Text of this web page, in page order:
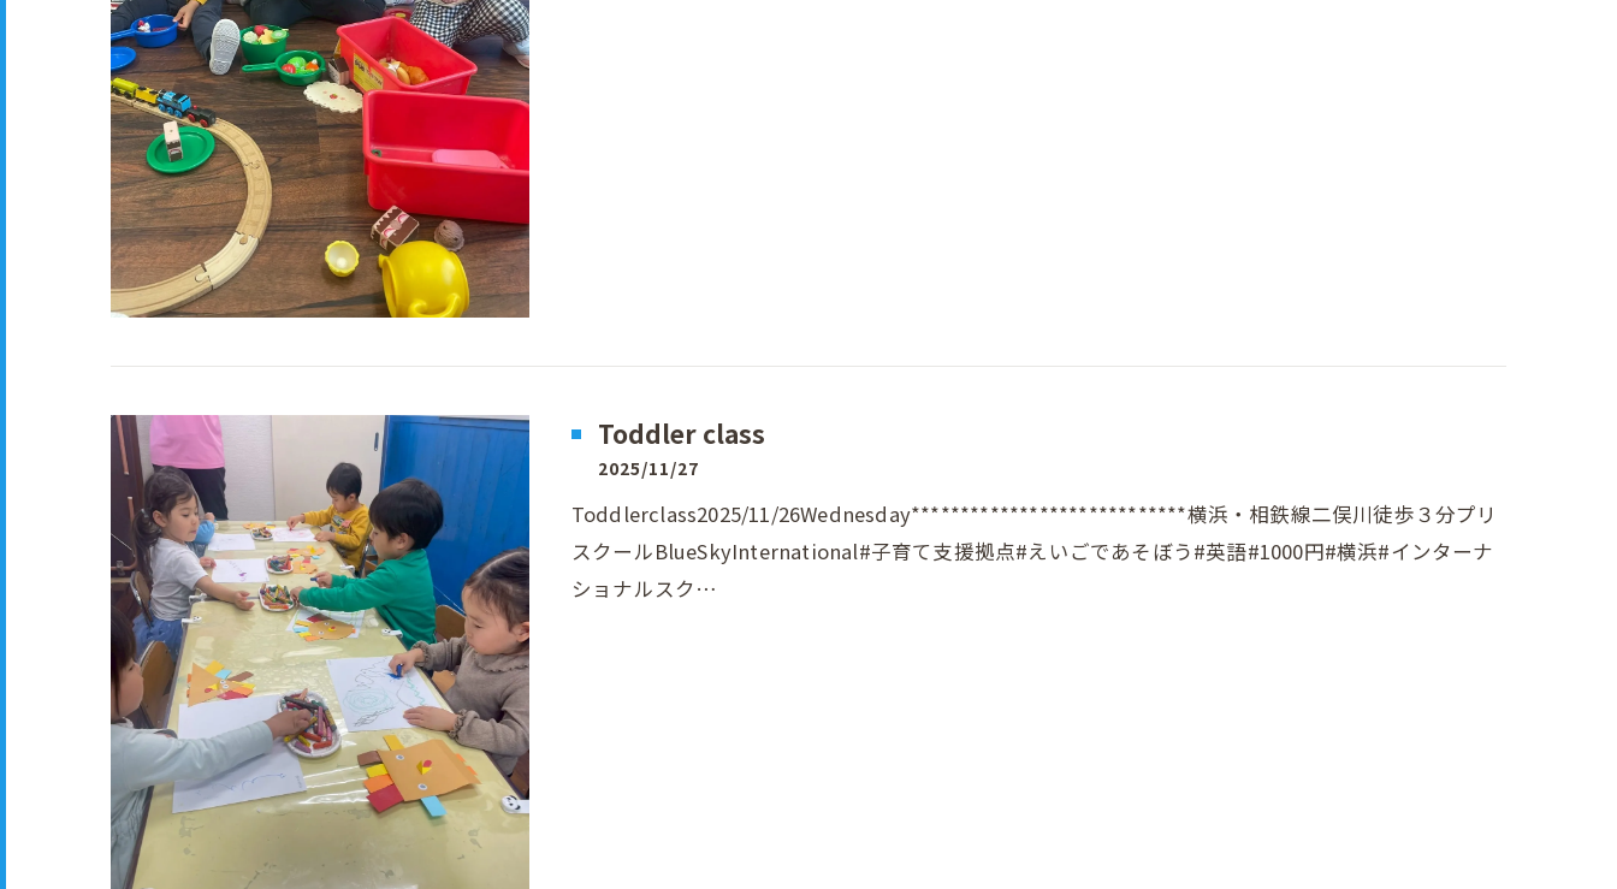
Toddler class
2025/11/27
Toddlerclass2025/11/26Wednesday****************************横浜・相鉄線二俣川徒歩３分プリ
スクールBlueSkyInternational#子育て支援拠点#えいごであそぼう#英語#1000円#横浜#インターナ
ショナルスク…